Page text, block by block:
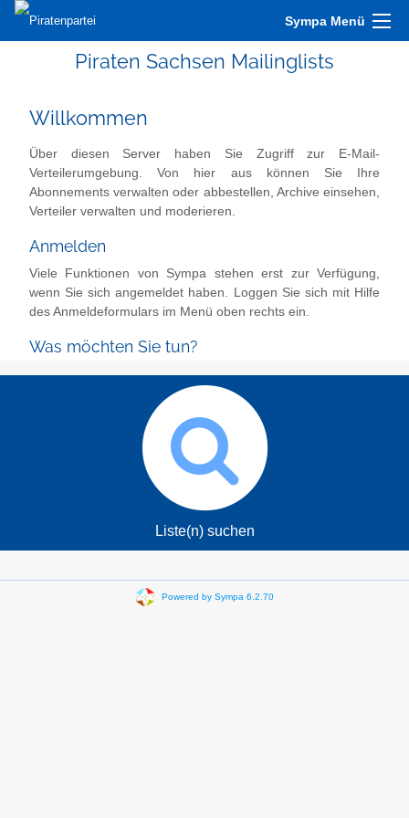
Sympa Menü
Piraten Sachsen Mailinglists
Willkommen
Über diesen Server haben Sie Zugriff zur E-Mail-
Verteilerumgebung. Von hier aus können Sie Ihre
Abonnements verwalten oder abbestellen, Archive einsehen,
Verteiler verwalten und moderieren.
Anmelden
Viele Funktionen von Sympa stehen erst zur Verfügung,
wenn Sie sich angemeldet haben. Loggen Sie sich mit Hilfe
des Anmeldeformulars im Menü oben rechts ein.
Was möchten Sie tun?
Liste(n) suchen
Powered by Sympa 6.2.70